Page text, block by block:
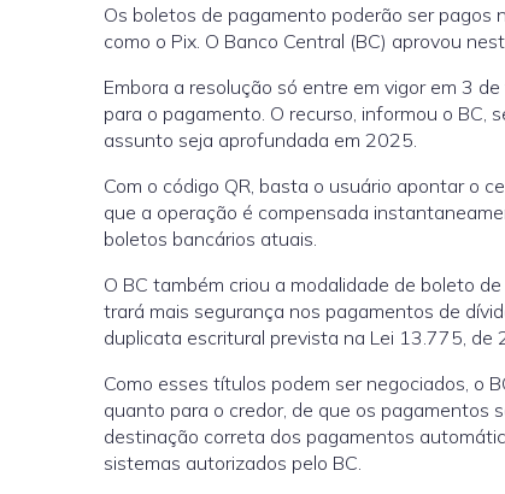
Os boletos de pagamento poderão ser pagos
como o Pix. O Banco Central (BC) aprovou
Embora a resolução só entre em vigor em 3
para o pagamento. O recurso, informou o
assunto seja aprofundada em 2025.
Com o código QR, basta o usuário apontar o
que a operação é compensada
boletos bancários atuais.
O BC também criou a modalidade de boleto
trará mais segurança nos pagamentos de
duplicata escritural prevista na Lei 13.775, de
Como esses títulos podem ser negociados, o
quanto para o credor, de que os pagamentos
destinação correta dos pagamentos
sistemas autorizados pelo BC.